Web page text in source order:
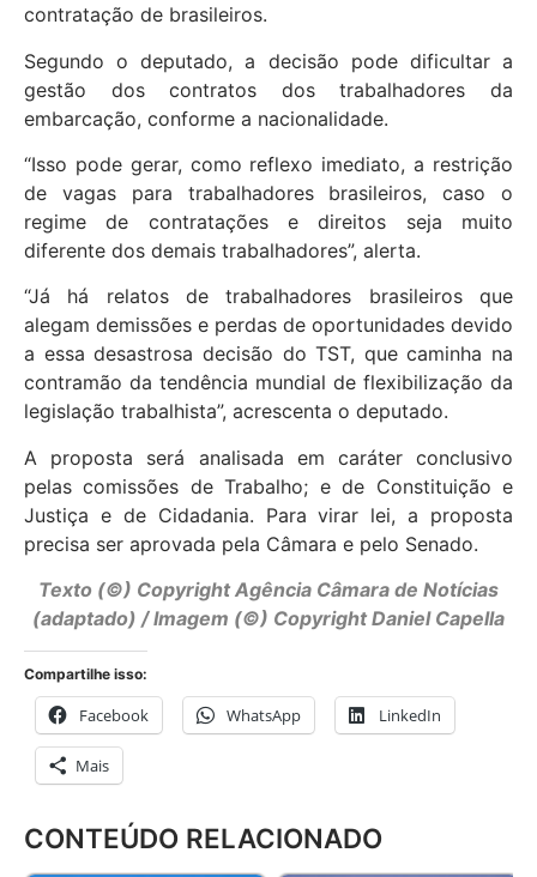
contratação de brasileiros.
Segundo o deputado, a decisão pode dificultar a
gestão dos contratos dos trabalhadores da
embarcação, conforme a nacionalidade.
“Isso pode gerar, como reflexo imediato, a restrição
de vagas para trabalhadores brasileiros, caso o
regime de contratações e direitos seja muito
diferente dos demais trabalhadores”, alerta.
“Já há relatos de trabalhadores brasileiros que
alegam demissões e perdas de oportunidades devido
a essa desastrosa decisão do TST, que caminha na
contramão da tendência mundial de flexibilização da
legislação trabalhista”, acrescenta o deputado.
A proposta será analisada em caráter conclusivo
pelas comissões de Trabalho; e de Constituição e
Justiça e de Cidadania. Para virar lei, a proposta
precisa ser aprovada pela Câmara e pelo Senado.
Texto (©) Copyright Agência Câmara de Notícias
(adaptado) / Imagem (©) Copyright Daniel Capella
Compartilhe isso:
Facebook WhatsApp LinkedIn
Mais
CONTEÚDO RELACIONADO